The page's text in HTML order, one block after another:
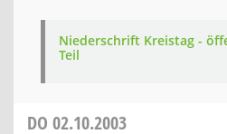
Niederschrift Kreistag -
Teil
DO 02.10.2003